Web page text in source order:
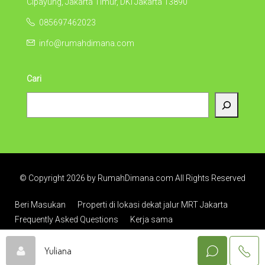
085697462023
info@rumahdimana.com
Cari
© Copyright 2026 by RumahDimana.com All Rights Reserved
Beri Masukan
Properti di lokasi dekat jalur MRT Jakarta
Frequently Asked Questions
Kerja sama
Yuliana